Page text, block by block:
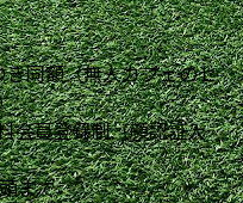
同額（無人カフェのセ
会員登録制（顔認証入
まで